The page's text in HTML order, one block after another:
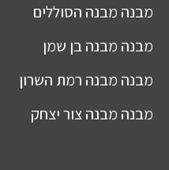
מבנה מבנה הסוללים
מבנה מבנה בן שמן
מבנה מבנה רמת השרון
מבנה מבנה צור יצחק